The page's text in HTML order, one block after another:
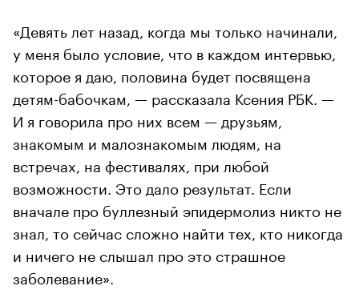
«Девять лет назад, когда мы только начинали,
у меня было условие, что в каждом интервью,
которое я даю, половина будет посвящена
детям-бабочкам, — рассказала Ксения РБК. —
И я говорила про них всем — друзьям,
знакомым и малознакомым людям, на
встречах, на фестивалях, при любой
возможности. Это дало результат. Если
вначале про буллезный эпидермолиз никто не
знал, то сейчас сложно найти тех, кто никогда
и ничего не слышал про это страшное
заболевание».